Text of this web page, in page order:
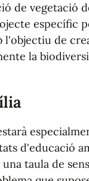
de vegetació
específic
l'objectiu de
la
d'educació
taula de